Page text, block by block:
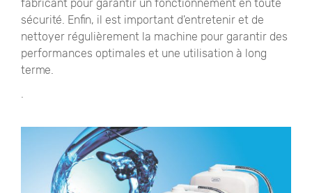
fabricant pour garantir un fonctionnement en toute
sécurité. Enfin, il est important d'entretenir et de
nettoyer régulièrement la machine pour garantir des
performances optimales et une utilisation à long
terme.
.